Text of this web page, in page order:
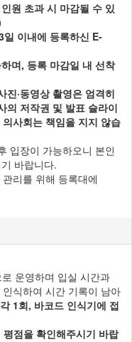
원 초과 시 마감될 수 있
이내에 등록하신 E-
며, 등록 마감일 내 선착
진·동영상 촬영은 엄격히
의 저작권 및 발표 슬라이
사회는 책임을 지지 않습
입장이 가능하오니 본인
바랍니다.
리를 위해 등록대에
운영하며 입실 시간과
식하여 시간 기록이 남아
1회, 바코드 인식기에 접
점을 확인해주시기 바랍